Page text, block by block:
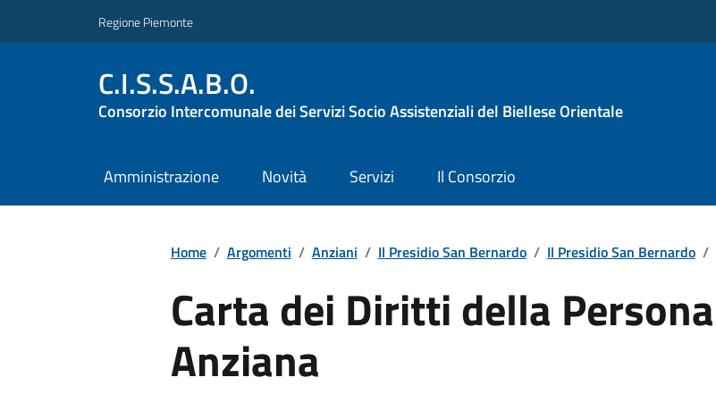
Regione Piemonte
C.I.S.S.A.B.O.
Consorzio Intercomunale dei Servizi Socio Assistenziali del Biellese Orientale
Amministrazione Novità Servizi Il Consorzio
Home / Argomenti / Anziani / Il Presidio San Bernardo / Il Presidio San Bernardo /
Carta dei Diritti della Persona
Anziana